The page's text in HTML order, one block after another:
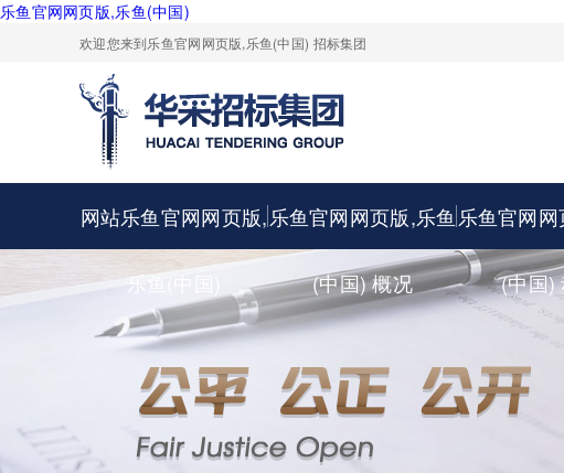
乐鱼官网网页版,乐鱼(中国)
欢迎您来到乐鱼官网网页版,乐鱼(中国) 招标集团
网站乐鱼官网网页版,
乐鱼(中国)
乐鱼官网网页版,乐鱼
(中国) 概况
乐鱼官网
(中国)